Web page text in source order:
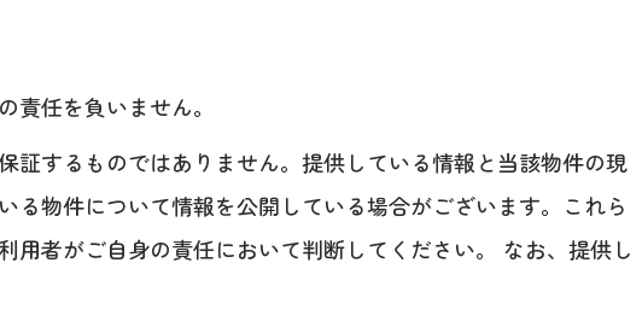
任を負いません。
するものではありません。提供している情報と当該物件の現
物件について情報を公開している場合がございます。これら
者がご自身の責任において判断してください。 なお、提供し